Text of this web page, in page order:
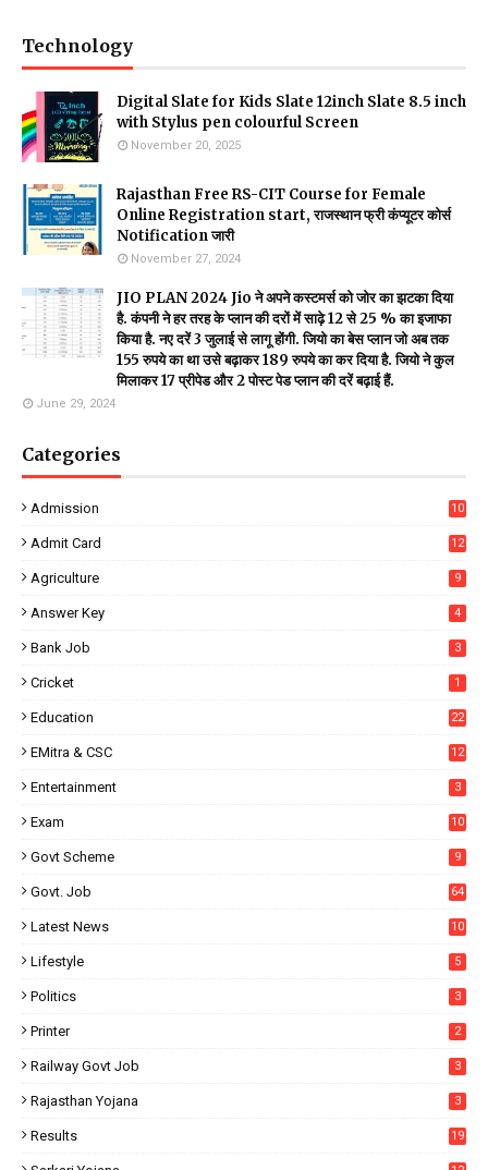
Technology
Digital Slate for Kids Slate 12inch Slate 8.5 inch
with Stylus pen colourful Screen
November 20, 2025
Rajasthan Free RS-CIT Course for Female
Online Registration start, राजस्थान फ्री कंप्यूटर कोर्स
Notification जारी
November 27, 2024
JIO PLAN 2024 Jio ने अपने कस्टमर्स को जोर का झटका दिया
है. कंपनी ने हर तरह के प्लान की दरों में साढ़े 12 से 25 % का इजाफा
किया है. नए दरें 3 जुलाई से लागू होंगी. जियो का बेस प्लान जो अब तक
155 रुपये का था उसे बढ़ाकर 189 रुपये का कर दिया है. जियो ने कुल
मिलाकर 17 प्रीपेड और 2 पोस्ट पेड प्लान की दरें बढ़ाई हैं.
June 29, 2024
Categories
Admission 10
Admit Card 12
Agriculture 9
Answer Key 4
Bank Job 3
Cricket 1
Education 22
EMitra & CSC 12
Entertainment 3
Exam 10
Govt Scheme 9
Govt. Job 64
Latest News 10
Lifestyle 5
Politics 3
Printer 2
Railway Govt Job 3
Rajasthan Yojana 3
Results 19